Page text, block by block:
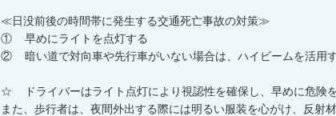
≪日没前後の時間帯に発生する交通死亡事故の対策≫
① 早めにライトを点灯する
② 暗い道で対向車や先行車がいない場合は、ハイビームを活用
☆ ドライバーはライト点灯により視認性を確保し、早めに危険を
また、歩行者は、夜間外出する際には明るい服装を心がけ、反射